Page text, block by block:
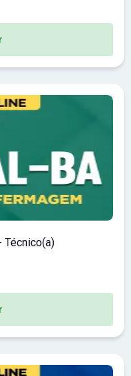
Técnico(a)